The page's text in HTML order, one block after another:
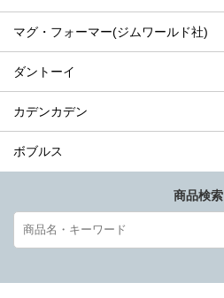
マグ・フォーマー(ジムワールド社)
ダントーイ
カデンカデン
ボブルス
商品検索